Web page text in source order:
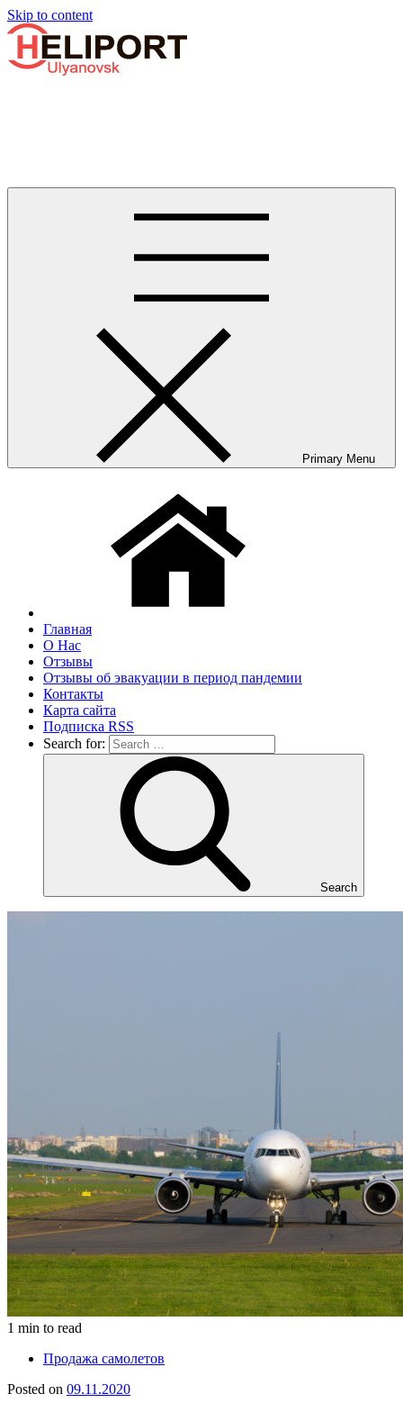
Skip to content
Primary Menu
Главная
О Нас
Отзывы
Отзывы об эвакуации в период пандемии
Контакты
Карта сайта
Подписка RSS
Search for:
Search
1 min to read
Продажа самолетов
Posted on 09.11.2020